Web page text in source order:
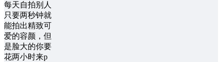
每天自拍别人
只要两秒钟就
能拍出精致可
爱的容颜，但
是脸大的你要
花两小时来p